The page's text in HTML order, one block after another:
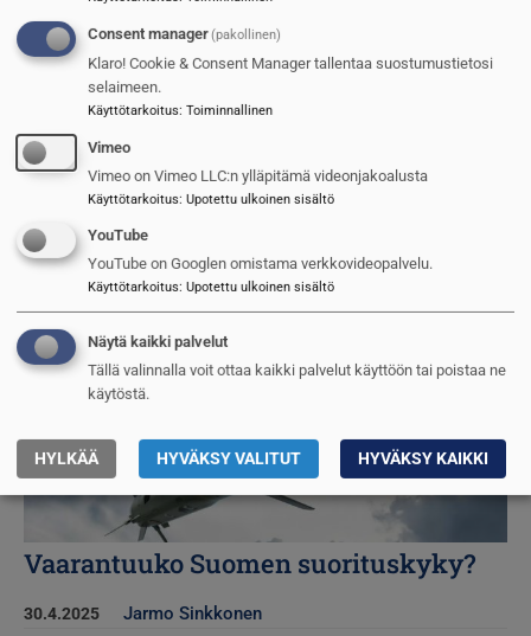
USA kehittää asevoimiaan rajusti
Kuva
Vaarantuuko Suomen suorituskyky?
30.4.2025 Jarmo Sinkkonen
Consent manager(pakollinen)
Klaro! Cookie & Consent Manager tallentaa suostumustietosi
selaimeen.
Käyttötarkoitus: Toiminnallinen
Vimeo
Vimeo on Vimeo LLC:n ylläpitämä videonjakoalusta
Käyttötarkoitus: Upotettu ulkoinen sisältö
YouTube
YouTube on Googlen omistama verkkovideopalvelu.
Käyttötarkoitus: Upotettu ulkoinen sisältö
Näytä kaikki palvelut
Tällä valinnalla voit ottaa kaikki palvelut käyttöön tai poistaa ne
käytöstä.
HYLKÄÄ HYVÄKSY VALITUT HYVÄKSY KAIKKI